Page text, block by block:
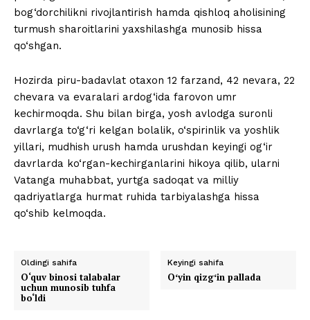
bog‘dorchilikni rivojlantirish hamda qishloq aholisining
turmush sharoitlarini yaxshilashga munosib hissa
qo‘shgan.
Hozirda piru-badavlat otaxon 12 farzand, 42 nevara, 22
chevara va evaralari ardog‘ida farovon umr
kechirmoqda. Shu bilan birga, yosh avlodga suronli
davrlarga to‘g‘ri kelgan bolalik, o‘spirinlik va yoshlik
yillari, mudhish urush hamda urushdan keyingi og‘ir
davrlarda ko‘rgan-kechirganlarini hikoya qilib, ularni
Vatanga muhabbat, yurtga sadoqat va milliy
qadriyatlarga hurmat ruhida tarbiyalashga hissa
qo‘shib kelmoqda.
Oldingi sahifa
O‘quv binosi talabalar
uchun munosib tuhfa
bo‘ldi
Keyingi sahifa
Oʻyin qizgʻin pallada